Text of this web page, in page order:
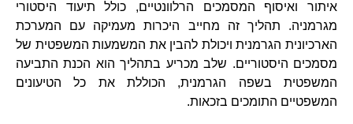
איתור ואיסוף המסמכים הרלוונטיים, כולל תיעוד היסטורי
מגרמניה. תהליך זה מחייב היכרות מעמיקה עם המערכת
הארכיונית הגרמנית ויכולת להבין את המשמעות המשפטית של
מסמכים היסטוריים. שלב מכריע בתהליך הוא הכנת התביעה
המשפטית בשפה הגרמנית, הכוללת את כל הטיעונים
המשפטיים התומכים בזכאות.